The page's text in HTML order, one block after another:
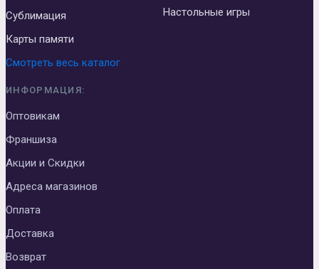
Сублимация
Карты памяти
Настольные игры
Смотреть весь каталог
ИНФОРМАЦИЯ:
Оптовикам
Франшиза
Акции и Скидки
Адреса магазинов
Оплата
Доставка
Возврат